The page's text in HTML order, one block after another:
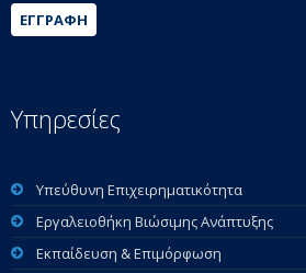
ΕΓΓΡΑΦΉ
Υπηρεσίες
Υπεύθυνη Επιχειρηματικότητα
Εργαλειοθήκη Βιώσιμης Ανάπτυξης
Εκπαίδευση & Επιμόρφωση